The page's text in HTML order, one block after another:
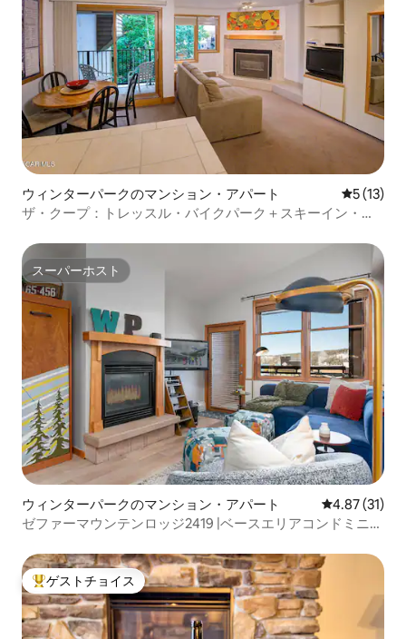
ウィンターパークのマンション・アパート レビュー
5 (13)
ザ・クープ：トレッスル・バイクパーク＋スキーイン・ス
スーパーホスト
スーパーホスト
ウィンターパークのマンション・アパート レビュー31
4.87 (31)
ゼファーマウンテンロッジ2419 |ベースエリアコンドミニア
大好評のゲストチョイスです。
ゲストチョイス